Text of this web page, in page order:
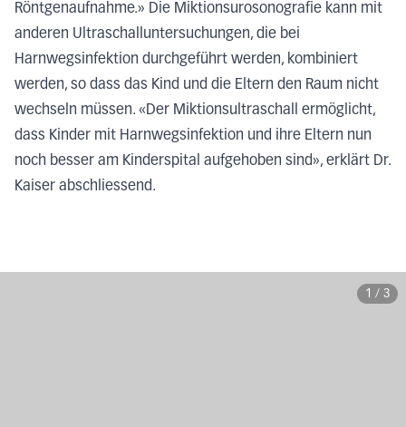
Röntgenaufnahme.» Die Miktionsurosonografie kann mit
anderen Ultraschalluntersuchungen, die bei
Harnwegsinfektion durchgeführt werden, kombiniert
werden, so dass das Kind und die Eltern den Raum nicht
wechseln müssen. «Der Miktionsultraschall ermöglicht,
dass Kinder mit Harnwegsinfektion und ihre Eltern nun
noch besser am Kinderspital aufgehoben sind», erklärt Dr.
Kaiser abschliessend.
1 / 3